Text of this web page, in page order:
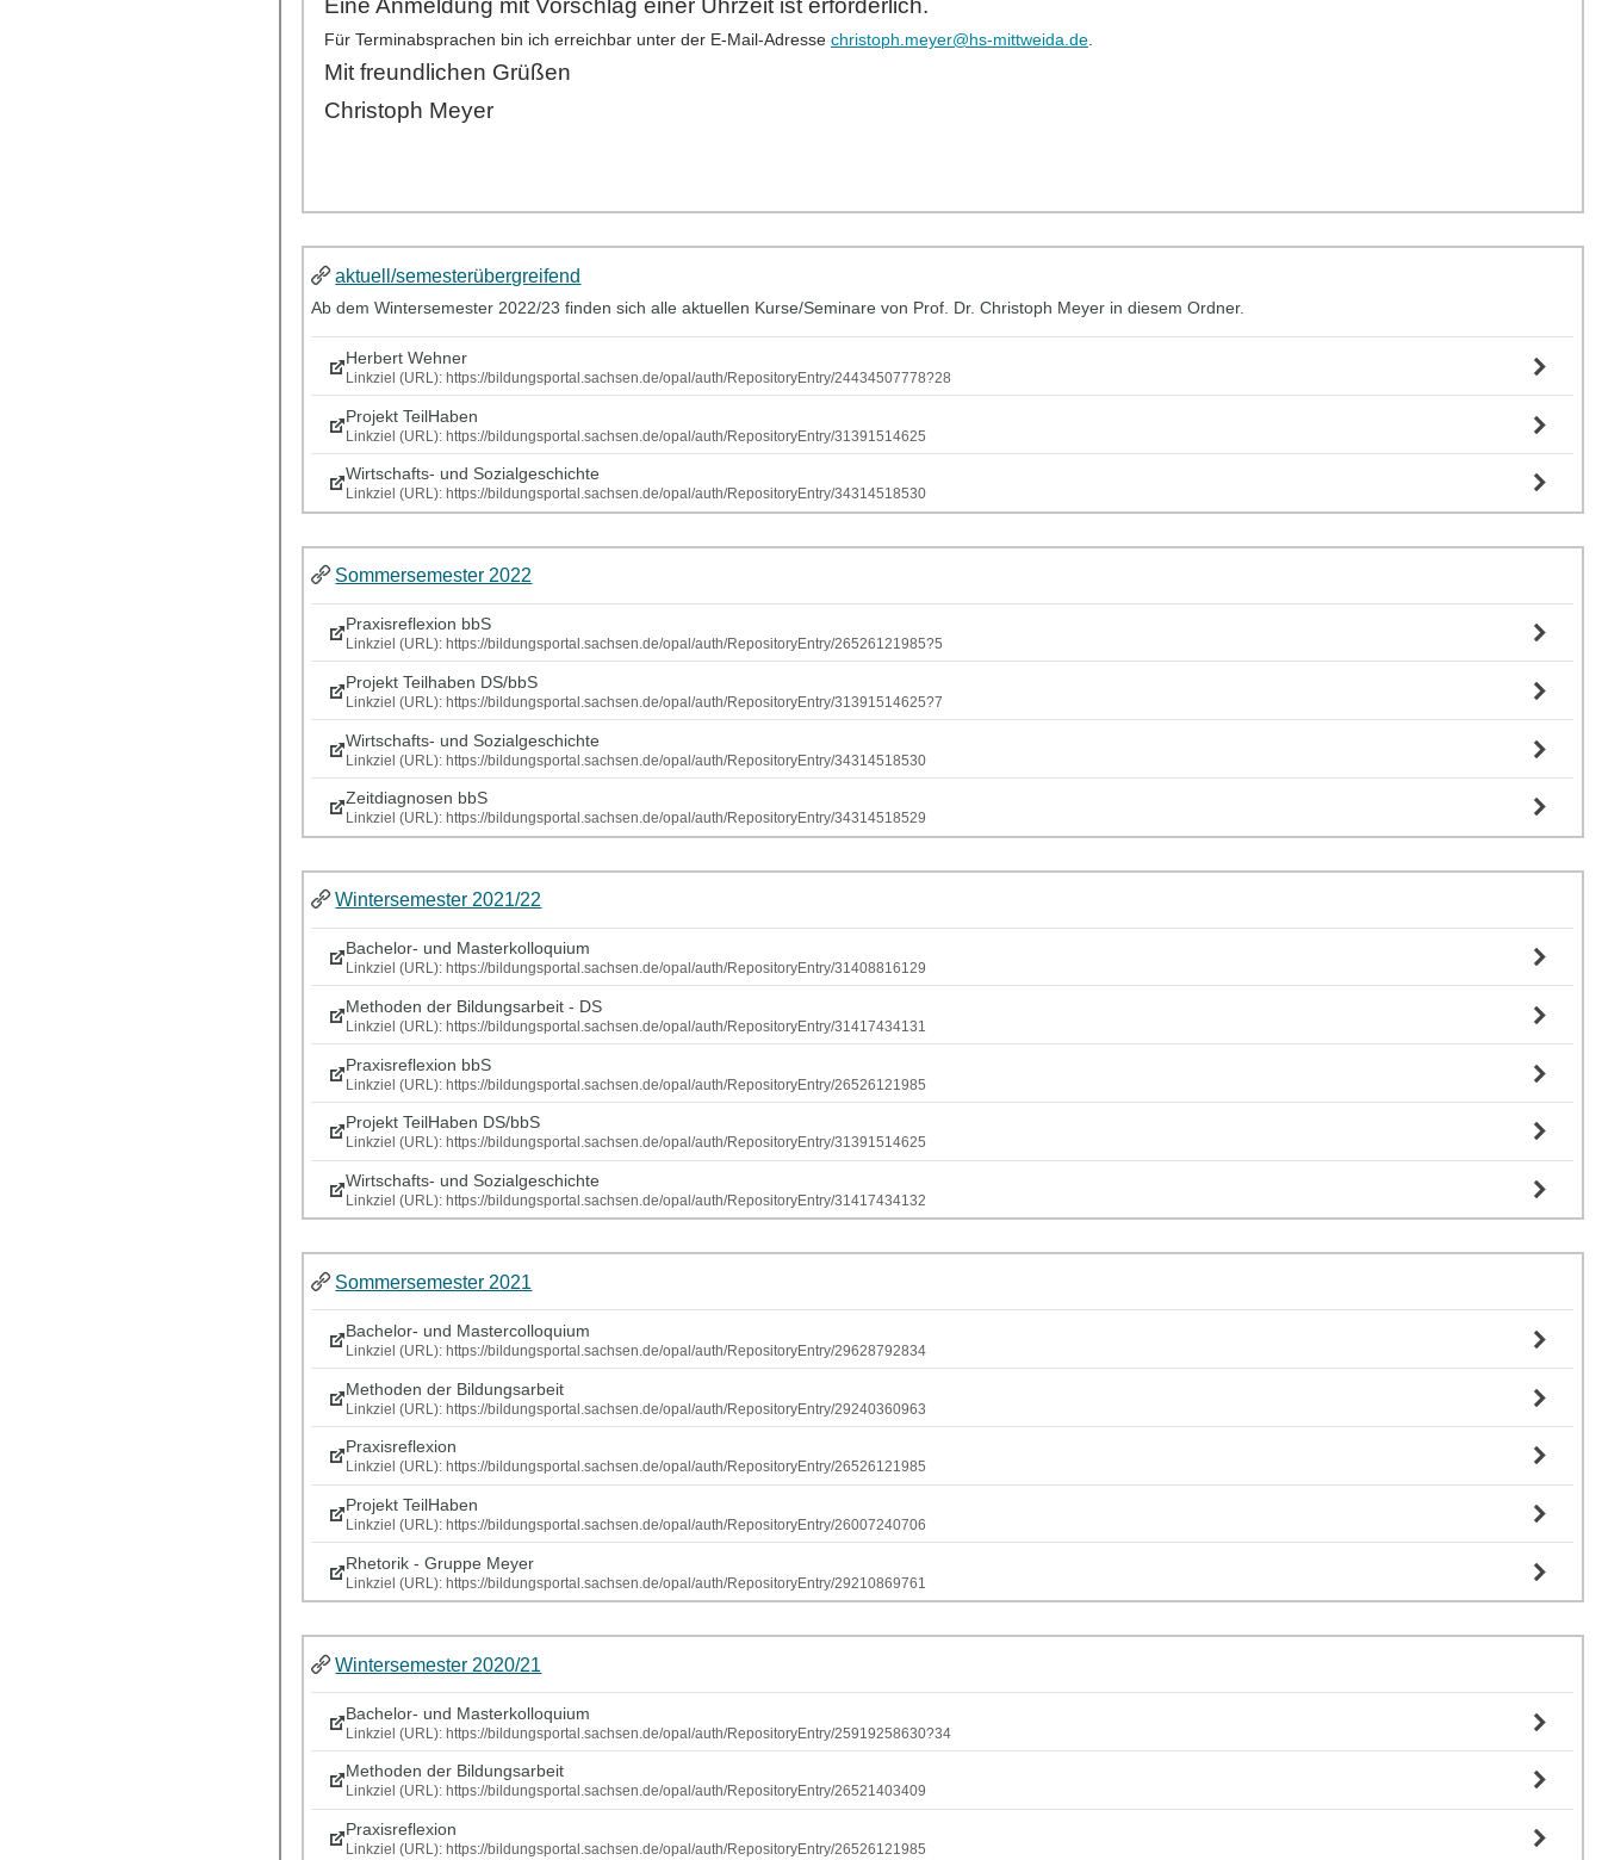
aktuell/semesterübergreifend
Ab dem Wintersemester 2022/23 finden sich alle aktuellen Kurse/Seminare von Prof. Dr. Christoph Meyer in diesem Ordner.
Herbert Wehner
Linkziel (URL): https://bildungsportal.sachsen.de/opal/auth/RepositoryEntry/24434507778?28
Projekt TeilHaben
Linkziel (URL): https://bildungsportal.sachsen.de/opal/auth/RepositoryEntry/31391514625
Wirtschafts- und Sozialgeschichte
Linkziel (URL): https://bildungsportal.sachsen.de/opal/auth/RepositoryEntry/34314518530
Sommersemester 2022
Praxisreflexion bbS
Linkziel (URL): https://bildungsportal.sachsen.de/opal/auth/RepositoryEntry/26526121985?5
Projekt Teilhaben DS/bbS
Linkziel (URL): https://bildungsportal.sachsen.de/opal/auth/RepositoryEntry/31391514625?7
Wirtschafts- und Sozialgeschichte
Linkziel (URL): https://bildungsportal.sachsen.de/opal/auth/RepositoryEntry/34314518530
Zeitdiagnosen bbS
Linkziel (URL): https://bildungsportal.sachsen.de/opal/auth/RepositoryEntry/34314518529
Wintersemester 2021/22
Bachelor- und Masterkolloquium
Linkziel (URL): https://bildungsportal.sachsen.de/opal/auth/RepositoryEntry/31408816129
Methoden der Bildungsarbeit - DS
Linkziel (URL): https://bildungsportal.sachsen.de/opal/auth/RepositoryEntry/31417434131
Praxisreflexion bbS
Linkziel (URL): https://bildungsportal.sachsen.de/opal/auth/RepositoryEntry/26526121985
Projekt TeilHaben DS/bbS
Linkziel (URL): https://bildungsportal.sachsen.de/opal/auth/RepositoryEntry/31391514625
Wirtschafts- und Sozialgeschichte
Linkziel (URL): https://bildungsportal.sachsen.de/opal/auth/RepositoryEntry/31417434132
Sommersemester 2021
Bachelor- und Mastercolloquium
Linkziel (URL): https://bildungsportal.sachsen.de/opal/auth/RepositoryEntry/29628792834
Methoden der Bildungsarbeit
Linkziel (URL): https://bildungsportal.sachsen.de/opal/auth/RepositoryEntry/29240360963
Praxisreflexion
Linkziel (URL): https://bildungsportal.sachsen.de/opal/auth/RepositoryEntry/26526121985
Projekt TeilHaben
Linkziel (URL): https://bildungsportal.sachsen.de/opal/auth/RepositoryEntry/26007240706
Rhetorik - Gruppe Meyer
Linkziel (URL): https://bildungsportal.sachsen.de/opal/auth/RepositoryEntry/29210869761
Wintersemester 2020/21
Bachelor- und Masterkolloquium
Linkziel (URL): https://bildungsportal.sachsen.de/opal/auth/RepositoryEntry/25919258630?34
Methoden der Bildungsarbeit
Linkziel (URL): https://bildungsportal.sachsen.de/opal/auth/RepositoryEntry/26521403409
Praxisreflexion
Linkziel (URL): https://bildungsportal.sachsen.de/opal/auth/RepositoryEntry/26526121985